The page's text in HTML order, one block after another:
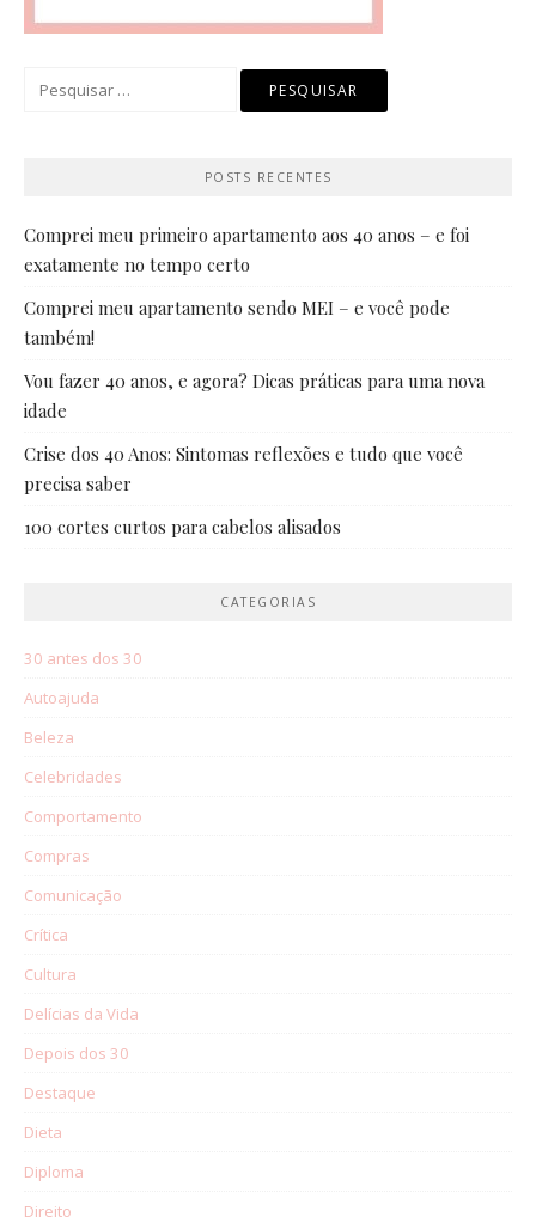
POSTS RECENTES
Comprei meu primeiro apartamento aos 40 anos – e foi
exatamente no tempo certo
Comprei meu apartamento sendo MEI – e você pode
também!
Vou fazer 40 anos, e agora? Dicas práticas para uma nova
idade
Crise dos 40 Anos: Sintomas reflexões e tudo que você
precisa saber
100 cortes curtos para cabelos alisados
CATEGORIAS
30 antes dos 30
Autoajuda
Beleza
Celebridades
Comportamento
Compras
Comunicação
Crítica
Cultura
Delícias da Vida
Depois dos 30
Destaque
Dieta
Diploma
Direito